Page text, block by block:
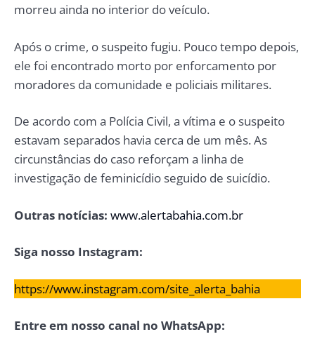
morreu ainda no interior do veículo.
Após o crime, o suspeito fugiu. Pouco tempo depois,
ele foi encontrado morto por enforcamento por
moradores da comunidade e policiais militares.
De acordo com a Polícia Civil, a vítima e o suspeito
estavam separados havia cerca de um mês. As
circunstâncias do caso reforçam a linha de
investigação de feminicídio seguido de suicídio.
Outras notícias: www.alertabahia.com.br
Siga nosso Instagram:
https://www.instagram.com/site_alerta_bahia
Entre em nosso canal no WhatsApp: